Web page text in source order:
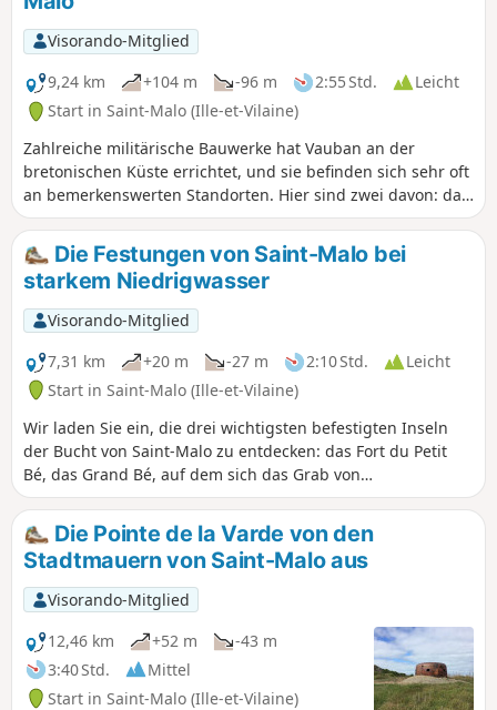
dieser von Grünflächen gesäumte Rundweg
durch eine Vielzahl außergewöhnlicher
Landschaften, in denen sich Buchten, Parks,
kleine Strände und Strände abwechseln. Der
Wanderweg des Parc des Corbières bietet
gleich zu Beginn einen einzigartigen Blick
auf die Mündung der Rance und die Stadt
Dinard und ermöglicht die Entdeckung
einiger etwas versteckter Strände. Weiter
entfernt lädt der herrliche Parc du Briantais
zu einem Moment der Entdeckung und
Entspannung ein, bevor es zurück in die
Stadt geht, vorbei an Parks und Gärten.
Anschließend zeugen der Port des Sablons
und der Fährhafen von der Bedeutung der
Stadt als Hafenstadt. Schließlich öffnet sich
die Cité d'Aleth für Sie: Begeben Sie sich auf
eine Zeitreise durch ihre Geschichte, mit
Blick auf den Ärmelkanal, wo sich die
Festungen von Vauban abzeichnen.
Visorando-Mitglied
9,24 km
+104 m -96 m 2:55 Std.
Leicht
Start in Saint-Malo (Ille-et-Vilaine)
Zahlreiche militärische Bauwerke hat Vauban an der
bretonischen Küste errichtet, und sie befinden sich sehr oft
an bemerkenswerten Standorten. Hier sind zwei davon: das
Fort de la Cité d'Alet auf der Spitze der Halbinsel Saint-
Servan und das Fort National, das dem Strand Plage de
l'Éventail in Saint-Malo gegenüberliegt.
Die Festungen von Saint-Malo bei
starkem Niedrigwasser
Visorando-Mitglied
7,31 km
+20 m -27 m 2:10 Std.
Leicht
Start in Saint-Malo (Ille-et-Vilaine)
Wir laden Sie ein, die drei wichtigsten befestigten Inseln
der Bucht von Saint-Malo zu entdecken: das Fort du Petit
Bé, das Grand Bé, auf dem sich das Grab von
Chateaubriand befindet, und das Fort National. Der Zugang
zu ihnen ist nur bei Ebbe und bei einem
Gezeitenkoeffizienten von mindestens 80 sicher möglich.
Verlängern Sie Ihren Ausflug mit einem Spaziergang über
den Strand und entlang der hölzernen Wellenbrecher und
bewundern Sie dabei die wunderschönen Gebäude und
Hotels, die den Sillon säumen.Informieren Sie sich vor
Beginn der Wanderung über die Wetterbedingungen des
Tages.
Die Pointe de la Varde von den
Stadtmauern von Saint-Malo aus
Visorando-Mitglied
12,46 km
+52 m
-43 m
3:40 Std.
Mittel
Start in Saint-Malo (Ille-et-Vilaine)